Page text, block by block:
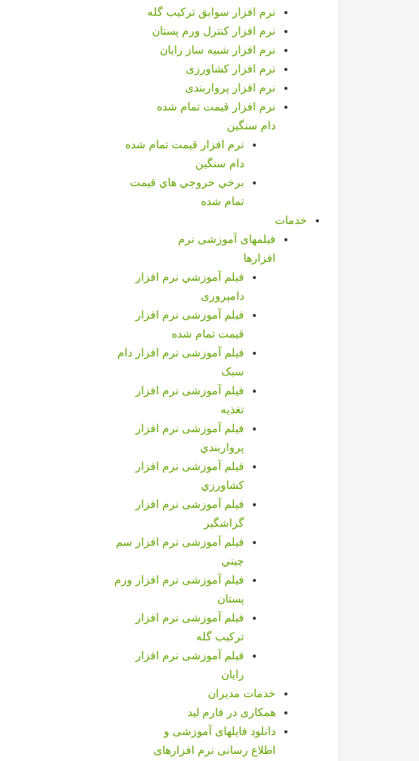
نرم افزار سوابق تركيب گله
نرم افزار كنترل ورم پستان
نرم افزار شبیه ساز رایان
نرم افزار کشاورزی
نرم افزار پرواربندی
نرم افزار قيمت تمام شده
دام سنگین
نرم افزار قيمت تمام شده
دام سنگین
برخي خروجي هاي قيمت
تمام شده
خدمات
فیلمهای آموزشی نرم
افزارها
فيلم آموزشي نرم افزار
دامپروری
فیلم آموزشی نرم افزار
قیمت تمام شده
فیلم آموزشی نرم افزار دام
سبک
فیلم آموزشی نرم افزار
تغذیه
فیلم آموزشی نرم افزار
پرواربندي
فیلم آموزشی نرم افزار
كشاورزي
فیلم آموزشی نرم افزار
گزاشگیر
فیلم آموزشی نرم افزار سم
چيني
فیلم آموزشی نرم افزار ورم
پستان
فیلم آموزشی نرم افزار
تركيب گله
فیلم آموزشی نرم افزار
رایان
خدمات مديران
همکاری در فارم لید
دانلود فایلهای آموزشی و
اطلاع رسانی نرم افزارهای